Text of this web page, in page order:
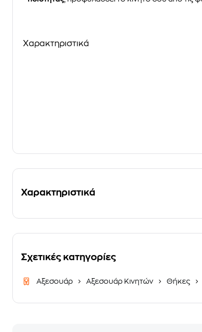
Χαρακτηριστικά
Χαρακτηριστικά
Σχετικές κατηγορίες
Αξεσουάρ Αξεσουάρ Κινητών Θήκες